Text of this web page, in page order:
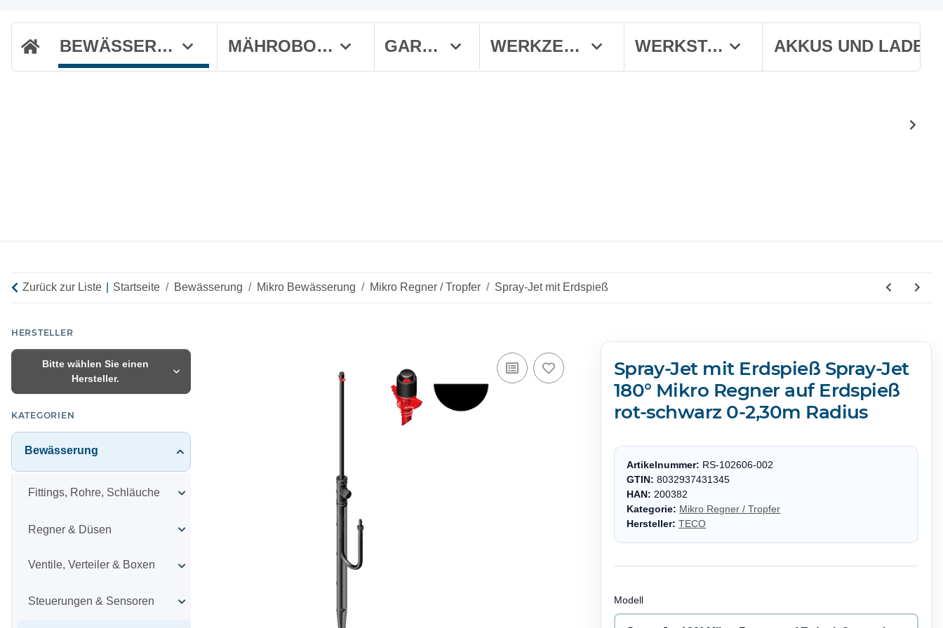
BEWÄSSERUNG MÄHROBOTER GARTEN WERKZEUGE WERKSTATT
Zurück zur Liste Startseite Bewässerung Mikro Bewässerung Mikro Regner / Tropfer Spray-Jet mit Erdspieß
Spray-Jet mit Erdspieß Spray-Jet
180° Mikro Regner auf Erdspieß
rot-schwarz 0-2,30m Radius
Artikelnummer: RS-102606-002
GTIN: 8032937431345
HAN: 200382
Kategorie: Mikro Regner / Tropfer
Hersteller: TECO
Modell
HERSTELLER
Bitte wählen Sie einen
Hersteller.
KATEGORIEN
Bewässerung
Fittings, Rohre, Schläuche
Regner & Düsen
Ventile, Verteiler & Boxen
Steuerungen & Sensoren